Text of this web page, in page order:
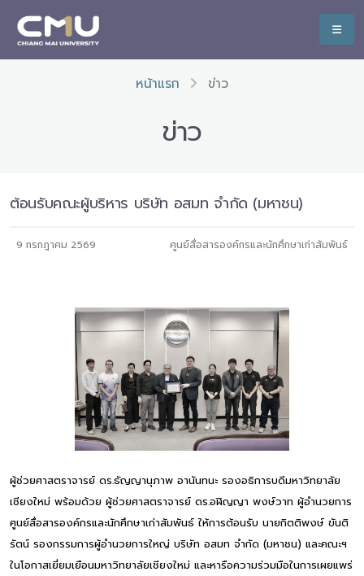
หน้าแรก ข่าว
ข่าว
ต้อนรับคณะผู้บริหาร บริษัท อสมท จำกัด (มหาชน)
9 กรกฎาคม 2569 ศูนย์สื่อสารองค์กรและนักศึกษาเก่าสัมพันธ์
ผู้ช่วยศาสตราจารย์ ดร.ธัญญานุภาพ อานันทนะ รองอธิการบดีมหาวิทยาลัย
เชียงใหม่ พร้อมด้วย ผู้ช่วยศาสตราจารย์ ดร.อฬิญญา พงษ์วาท ผู้อำนวยการ
ศูนย์สื่อสารองค์กรและนักศึกษาเก่าสัมพันธ์ ให้การต้อนรับ นายกิตติพงษ์ ขันติ
รัตน์ รองกรรมการผู้อำนวยการใหญ่ บริษัท อสมท จำกัด (มหาชน) และคณะฯ
ในโอกาสเยี่ยมเยือนมหาวิทยาลัยเชียงใหม่ และหารือความร่วมมือในการเผยแพร่